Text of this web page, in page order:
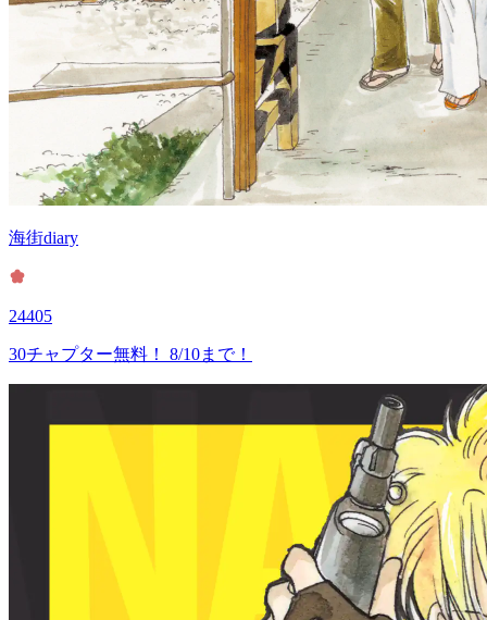
海街diary
24405
30チャプター無料！ 8/10まで！